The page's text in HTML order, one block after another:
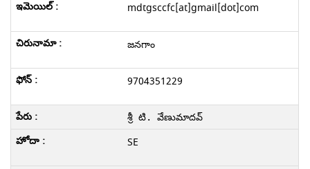
mdtgsccfc[at]gmail[dot]com
జనగాం
9704351229
శ్రీ టి. వేణుమాదవ్
SE